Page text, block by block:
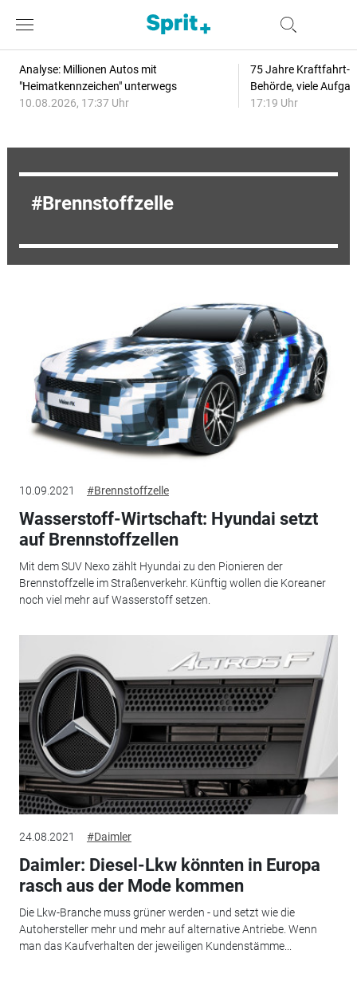
Analyse: Millionen Autos mit
"Heimatkennzeichen" unterwegs
10.08.2026, 17:37 Uhr
75 Jahre Kraftfahrt-
Behörde, viele
17:19 Uhr
Brennstoffzelle
10.09.2021 #Brennstoffzelle
Wasserstoff-Wirtschaft: Hyundai setzt
auf Brennstoffzellen
Mit dem SUV Nexo zählt Hyundai zu den Pionieren der
Brennstoffzelle im Straßenverkehr. Künftig wollen die Koreaner
noch viel mehr auf Wasserstoff setzen.
24.08.2021 #Daimler
Daimler: Diesel-Lkw könnten in Europa
rasch aus der Mode kommen
Die Lkw-Branche muss grüner werden - und setzt wie die
Autohersteller mehr und mehr auf alternative Antriebe. Wenn
man das Kaufverhalten der jeweiligen Kundenstämme...